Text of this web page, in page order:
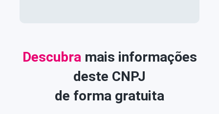
Descubra mais informações
deste CNPJ
de forma gratuita